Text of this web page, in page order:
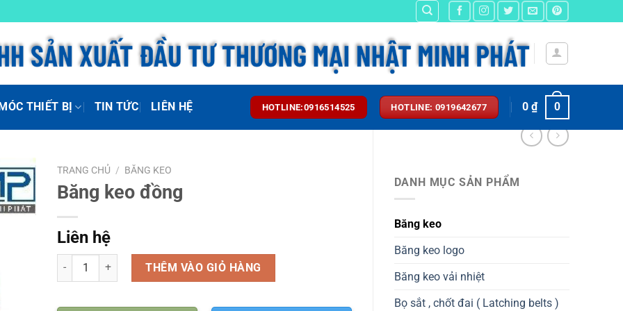
THIẾT BỊ TIN TỨC LIÊN HỆ HOTLINE:0916514525 HOTLINE: 0919642677 0₫ 0
DANH MỤC SẢN PHẨM
Băng keo
Băng keo logo
Băng keo vải nhiệt
Bọ sắt , chốt đai ( Latching belts )
TRANG CHỦ / BĂNG KEO
Băng keo đồng
Liên hệ
Số lượng THÊM VÀO GIỎ HÀNG